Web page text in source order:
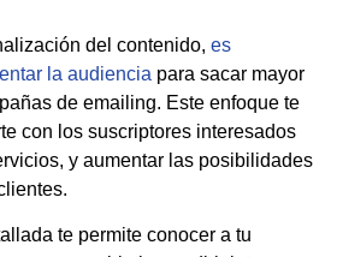
del contenido, es
la audiencia para sacar mayor
de emailing. Este enfoque te
con los suscriptores interesados
y aumentar las posibilidades
te permite conocer a tu